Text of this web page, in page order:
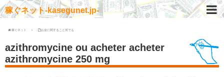
稼ぐネット-kasegunet.jp-
稼ぐネット お金に関すること何でも
azithromycine ou acheter acheter
azithromycine 250 mg